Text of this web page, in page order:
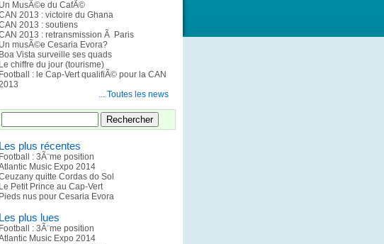
Un MusÃ©e du CafÃ©
2013 : victoire du Ghana
2013 : soutiens
2013 : retransmission Ã Paris
Un musÃ©e Cesaria Evora?
Boa Vista surveille ses quads
Le chiffre du jour (tourisme)
Football : le Cap-Vert qualifiÃ© pour la CAN
... Toutes les news
Les plus récentes
Football : 3Ã¨me position
Music Expo 2014
quitte Cordas do Sol
Le Petit Prince au Cap-Vert
Pieds nus pour Cesaria Evora
Les plus lues
Football : 3Ã¨me position
Music Expo 2014